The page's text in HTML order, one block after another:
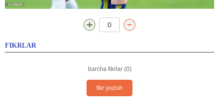
0
FIKRLAR
barcha fikrlar (0)
fikr yozish